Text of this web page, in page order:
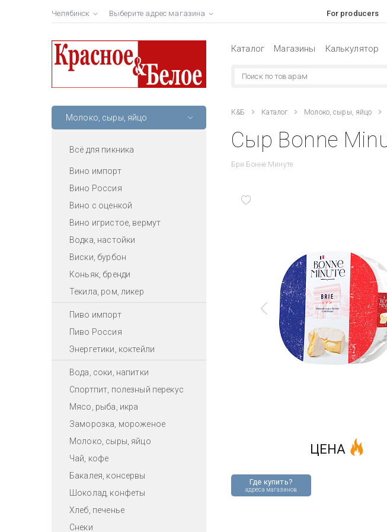
Челябинск Выберите адрес магазина For producers
Каталог Магазины Калькулятор
Молоко, сыры, яйцо
Всё для пикника
Вино импорт
Вино Россия
Вино с оценкой
Вино игристое, вермут
Водка, настойки
Виски, бурбон
Коньяк, бренди
Текила, ром, ликер
Пиво импорт
Пиво Россия
Энергетики, коктейли
Вода, соки, напитки
Спортпит, полезный перекус
Мясо, рыба, икра
Заморозка, мороженое
Молоко, сыры, яйцо
Чай, кофе
Бакалея, консервы
Шоколад, конфеты
Хлеб, печенье
Снеки
К&Б Каталог Молоко, сыры, яйцо
Сыр Bonne
Бри Бонне Минуте
Где купить?
адреса магазинов
ЦЕНА